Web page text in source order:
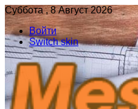
Суббота , 8 Август 2026
Войти
Switch skin